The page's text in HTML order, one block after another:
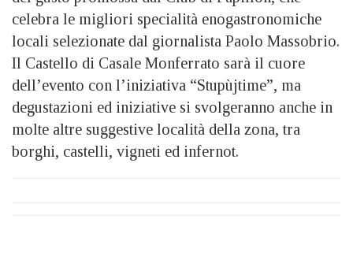
celebra le migliori specialità enogastronomiche
locali selezionate dal giornalista Paolo Massobrio.
Il Castello di Casale Monferrato sarà il cuore
dell’evento con l’iniziativa “Stupùjtime”, ma
degustazioni ed iniziative si svolgeranno anche in
molte altre suggestive località della zona, tra
borghi, castelli, vigneti ed infernot.